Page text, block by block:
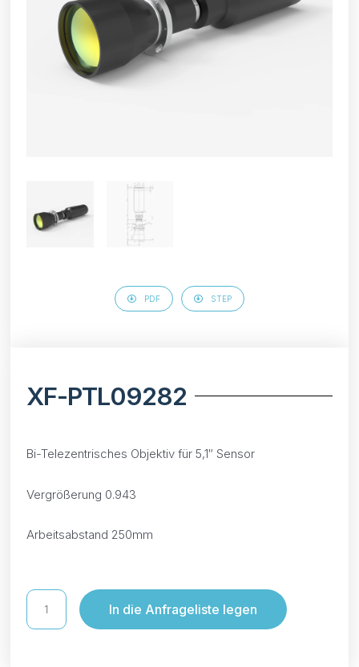
PDF STEP
XF-PTL09282
Bi-Telezentrisches Objektiv für 5,1″ Sensor
Vergrößerung 0.943
Arbeitsabstand 250mm
In die Anfrageliste legen